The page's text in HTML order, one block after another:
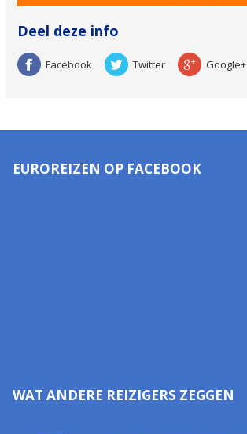
Deel deze info
Facebook Twitter Google+
EUROREIZEN OP FACEBOOK
WAT ANDERE REIZIGERS ZEGGEN